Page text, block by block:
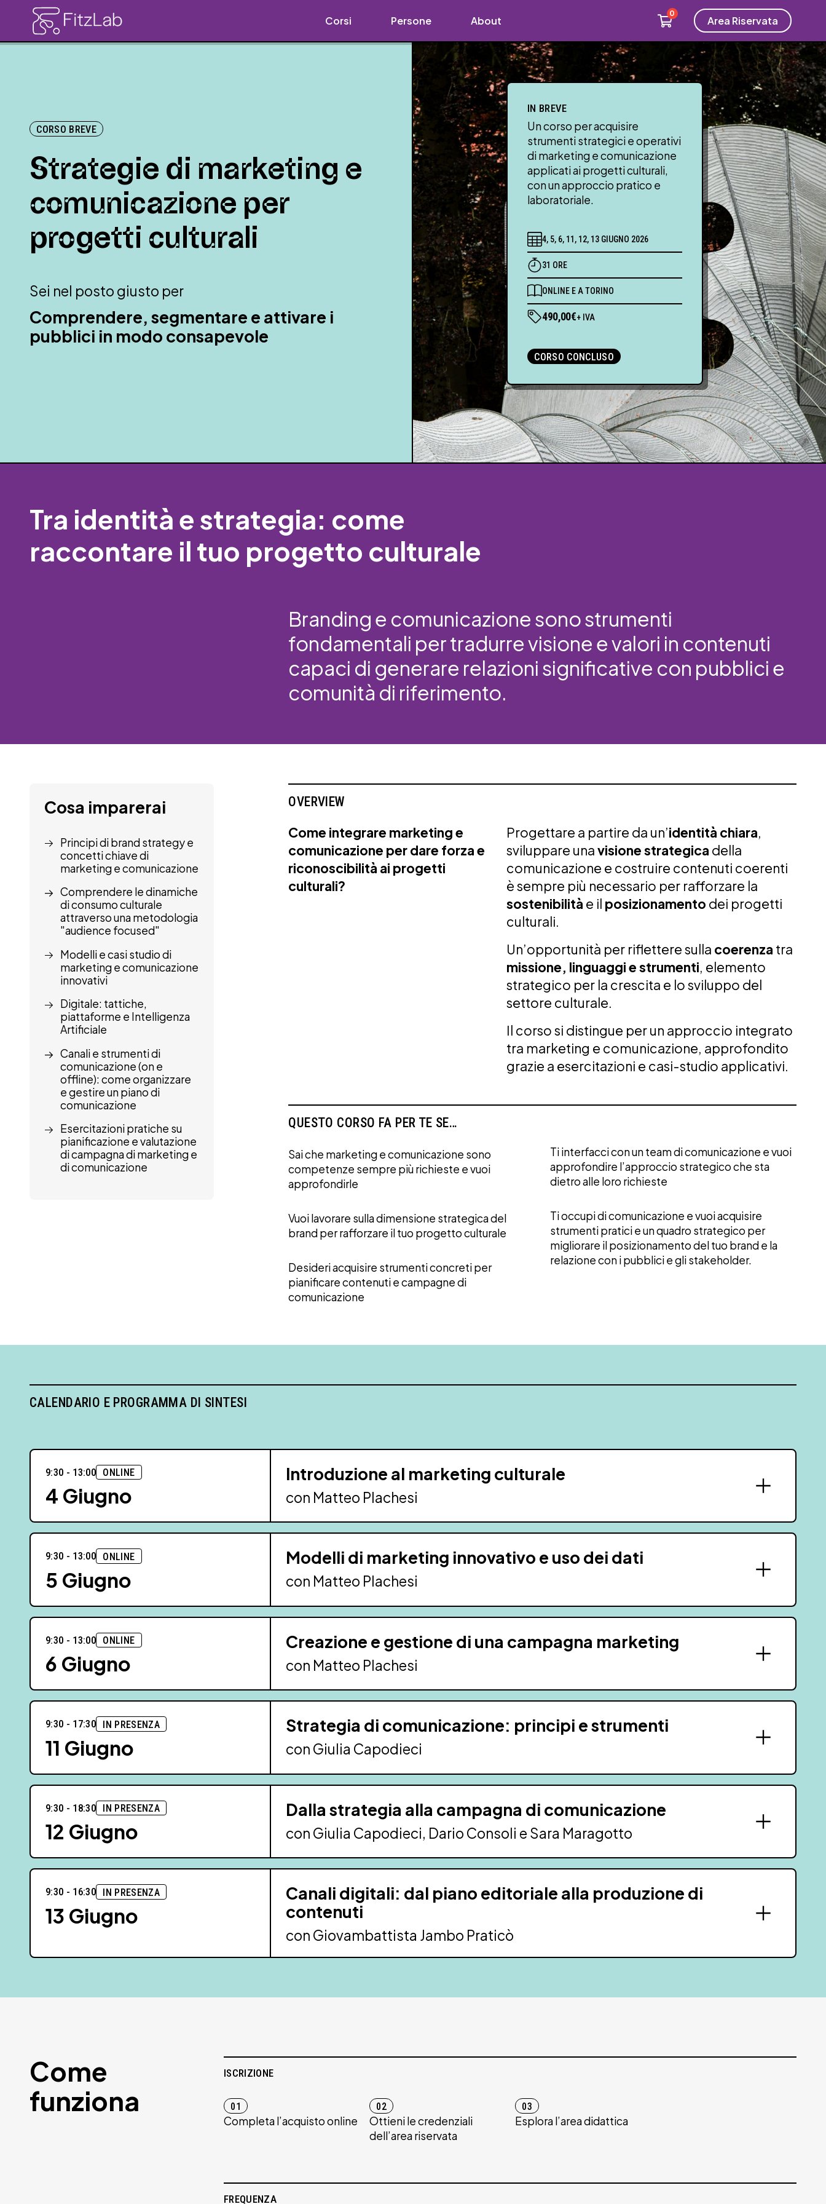
Corsi Persone About
0
Area Riservata
CORSO BREVE
Strategie di marketing e
comunicazione per
progetti culturali
Sei nel posto giusto per
Comprendere, segmentare e attivare i
pubblici in modo consapevole
IN BREVE
Un corso per acquisire
strumenti strategici e operativi
di marketing e comunicazione
applicati ai progetti culturali,
con un approccio pratico e
laboratoriale.
4, 5, 6, 11, 12, 13 GIUGNO 2026
31 ORE
ONLINE E A TORINO
490,00€+ IVA
CORSO CONCLUSO
Tra identità e strategia: come
raccontare il tuo progetto culturale
Branding e comunicazione sono strumenti
fondamentali per tradurre visione e valori in contenuti
capaci di generare relazioni significative con pubblici e
comunità di riferimento.
Cosa imparerai
Principi di brand strategy e
concetti chiave di
marketing e comunicazione
Comprendere le dinamiche
di consumo culturale
attraverso una metodologia
"audience focused"
Modelli e casi studio di
marketing e comunicazione
innovativi
Digitale: tattiche,
piattaforme e Intelligenza
Artificiale
Canali e strumenti di
comunicazione (on e
offline): come organizzare
e gestire un piano di
comunicazione
Esercitazioni pratiche su
pianificazione e valutazione
di campagna di marketing e
di comunicazione
OVERVIEW
Come integrare marketing e
comunicazione per dare forza e
riconoscibilità ai progetti
culturali?
Progettare a partire da un’identità chiara,
sviluppare unavisione strategica della
comunicazione e costruire contenuti coerenti
è sempre più necessario per rafforzare la
sostenibilità e il posizionamento dei progetti
culturali.
Un’opportunità per riflettere sulla coerenza tra
missione, linguaggi e strumenti, elemento
strategico per la crescita e lo sviluppo del
settore culturale.
Il corso si distingue per un approccio integrato
tra marketing e comunicazione, approfondito
grazie a esercitazioni e casi-studio applicativi.
QUESTO CORSO FA PER TE SE…
Sai che marketing e comunicazione sono
competenze sempre più richieste e vuoi
approfondirle
Vuoi lavorare sulla dimensione strategica del
brand per rafforzare il tuo progetto culturale
Desideri acquisire strumenti concreti per
pianificare contenuti e campagne di
comunicazione
Ti interfacci con un team di comunicazione e vuoi
approfondire l’approccio strategico che sta
dietro alle loro richieste
Ti occupi di comunicazione e vuoi acquisire
strumenti pratici e un quadro strategico per
migliorare il posizionamento del tuo brand e la
relazione con i pubblici e gli stakeholder.
CALENDARIO E PROGRAMMA DI SINTESI
9:30 - 13:00 ONLINE
4 Giugno
Introduzione al marketing culturale
con Matteo Plachesi
9:30 - 13:00 ONLINE
5 Giugno
Modelli di marketing innovativo e uso dei dati
con Matteo Plachesi
9:30 - 13:00 ONLINE
6 Giugno
Creazione e gestione di una campagna marketing
con Matteo Plachesi
9:30 - 17:30 IN PRESENZA
11 Giugno
Strategia di comunicazione: principi e strumenti
con Giulia Capodieci
9:30 - 18:30 IN PRESENZA
12 Giugno
Dalla strategia alla campagna di comunicazione
con Giulia Capodieci, Dario Consoli e Sara Maragotto
9:30 - 16:30 IN PRESENZA
13 Giugno
Canali digitali: dal piano editoriale alla produzione di
contenuti
con Giovambattista Jambo Praticò
Come
funziona
ISCRIZIONE
01
Completa l’acquisto online
02
Ottieni le credenziali
dell’area riservata
03
Esplora l’area didattica
FREQUENZA